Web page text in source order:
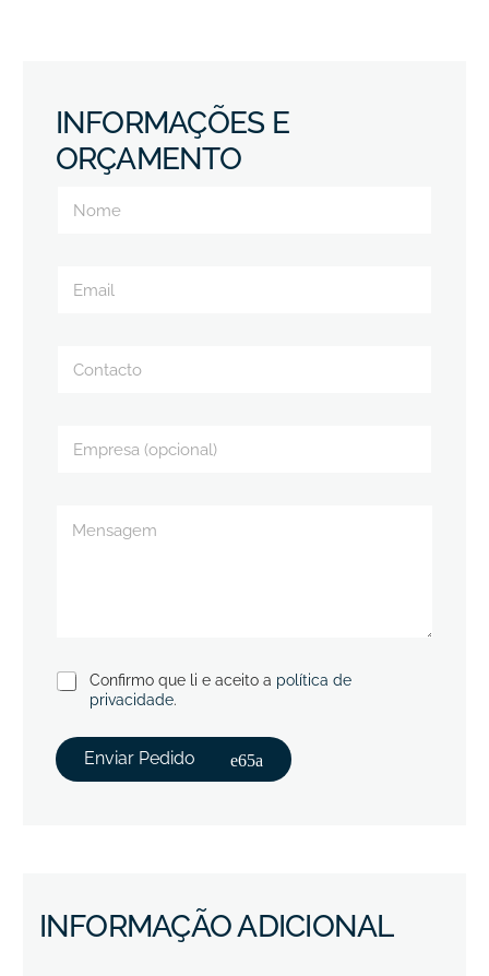
INFORMAÇÕES E
ORÇAMENTO
Confirmo que li e aceito a política de
privacidade.
Enviar Pedido
INFORMAÇÃO ADICIONAL